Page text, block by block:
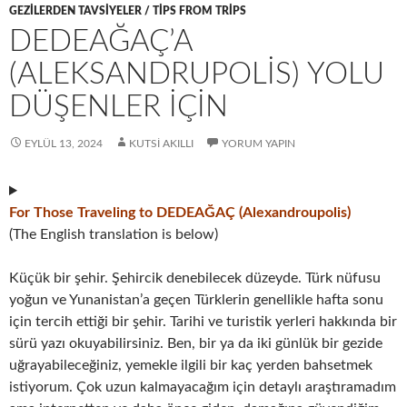
GEZILERDEN TAVSIYELER / TIPS FROM TRIPS
DEDEAĞAÇ’A
(ALEKSANDRUPOLIS) YOLU
DÜŞENLER İÇIN
EYLÜL 13, 2024 KUTSI AKILLI YORUM YAPIN
For Those Traveling to DEDEAĞAÇ (Alexandroupolis)
(The English translation is below)
Küçük bir şehir. Şehircik denebilecek düzeyde. Türk nüfusu
yoğun ve Yunanistan’a geçen Türklerin genellikle hafta sonu
için tercih ettiği bir şehir. Tarihi ve turistik yerleri hakkında bir
sürü yazı okuyabilirsiniz. Ben, bir ya da iki günlük bir gezide
uğrayabileceğiniz, yemekle ilgili bir kaç yerden bahsetmek
istiyorum. Çok uzun kalmayacağım için detaylı araştıramadım